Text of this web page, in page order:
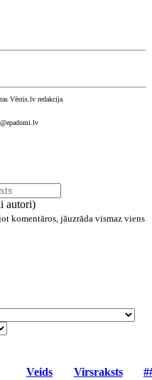
Vēstis.lv redakcija
autori)
komentāros, jāuzrāda vismaz viens
Veids Virsraksts